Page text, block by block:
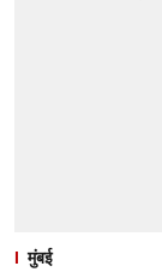
मुंबई